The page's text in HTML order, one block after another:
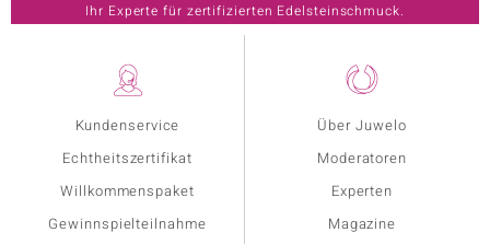
Kundenservice
Echtheitszertifikat
Willkommenspaket
Gewinnspielteilnahme
Über Juwelo
Moderatoren
Experten
Magazine
Ihr Experte für zertifizierten Edelsteinschmuck.